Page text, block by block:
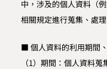
中，涉及的個人資料（
相關規定進行蒐集、處
■ 個人資料的利用期間
（1）期間：個人資料